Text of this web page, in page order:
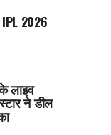
IPL 2026
लाइव
ने डील